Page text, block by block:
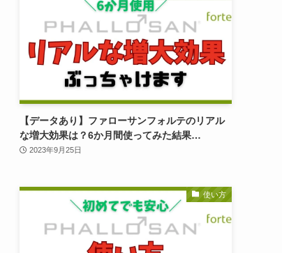
【データあり】ファローサンフォルテのリアル
な増大効果は？6か月間使ってみた結果…
2023年9月25日
使い方